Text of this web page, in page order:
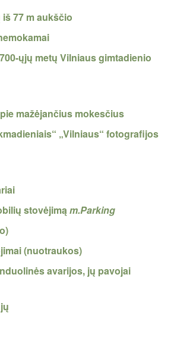
77 m aukščio
ųjų metų Vilniaus gimtadienio
mažėjančius mokesčius
„Vilniaus“ fotografijos
stovėjimąm.Parking
(nuotraukos)
avarijos, jų pavojai